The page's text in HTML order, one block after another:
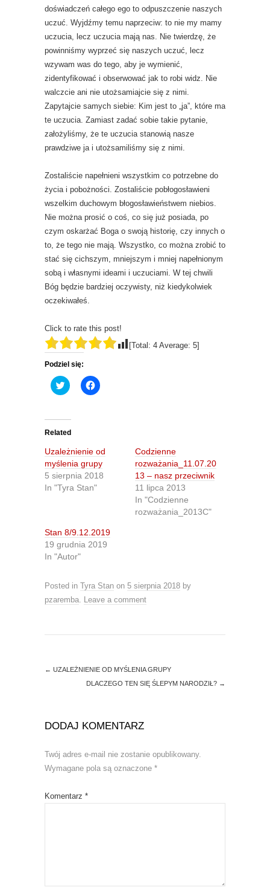
doświadczeń całego ego to odpuszczenie naszych
uczuć. Wyjdźmy temu naprzeciw: to nie my mamy
uczucia, lecz uczucia mają nas. Nie twierdzę, że
powinniśmy wyprzeć się naszych uczuć, lecz
wzywam was do tego, aby je wymienić,
zidentyfikować i obserwować jak to robi widz. Nie
walczcie ani nie utożsamiajcie się z nimi.
Zapytajcie samych siebie: Kim jest to „ja”, które ma
te uczucia. Zamiast zadać sobie takie pytanie,
założyliśmy, że te uczucia stanowią nasze
prawdziwe ja i utożsamiliśmy się z nimi.
Zostaliście napełnieni wszystkim co potrzebne do
życia i pobożności. Zostaliście pobłogosławieni
wszelkim duchowym błogosławieństwem niebios.
Nie można prosić o coś, co się już posiada, po
czym oskarżać Boga o swoją historię, czy innych o
to, że tego nie mają. Wszystko, co można zrobić to
stać się cichszym, mniejszym i mniej napełnionym
sobą i własnymi ideami i uczuciami. W tej chwili
Bóg będzie bardziej oczywisty, niż kiedykolwiek
oczekiwałeś.
Click to rate this post!
[Total: 4 Average: 5]
Podziel się:
C
l
t
o
s
h
a
r
e
o
n
T
e
r
(
O
n
s
i
n
w
o
w
C
l
a
r
e
o
n
o
o
k
e
n
s
i
w
d
o
w
Related
Uzależnienie od
myślenia grupy
5 sierpnia 2018
In "Tyra Stan"
Codzienne
rozważania_11.07.20
13 – nasz przeciwnik
11 lipca 2013
In "Codzienne
rozważania_2013C"
Stan 8/9.12.2019
19 grudnia 2019
In "Autor"
Posted in Tyra Stan on 5 sierpnia 2018 by
pzaremba. Leave a comment
← UZALEŻNIENIE OD MYŚLENIA GRUPY
DLACZEGO TEN SIĘ ŚLEPYM NARODZIŁ? →
DODAJ KOMENTARZ
Twój adres e-mail nie zostanie opublikowany.
Wymagane pola są oznaczone *
Komentarz *